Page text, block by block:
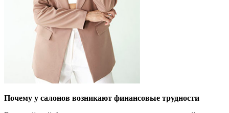
Почему у салонов возникают финансовые трудности